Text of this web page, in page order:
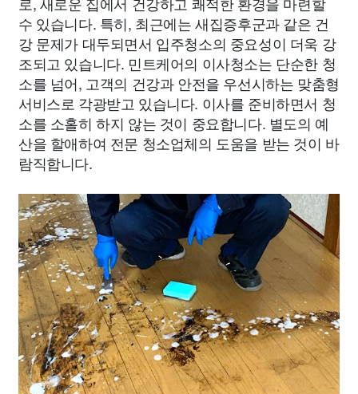
수 있습니다. 특히, 최근에는 새집증후군과 같은 건
강 문제가 대두되면서 입주청소의 중요성이 더욱 강
조되고 있습니다. 민트케어의 이사청소는 단순한 청
소를 넘어, 고객의 건강과 안전을 우선시하는 맞춤형
서비스로 각광받고 있습니다. 이사를 준비하면서 청
소를 소홀히 하지 않는 것이 중요합니다. 별도의 예
산을 할애하여 전문 청소업체의 도움을 받는 것이 바
람직합니다.